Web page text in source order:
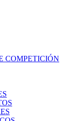
COMPETICIÓN